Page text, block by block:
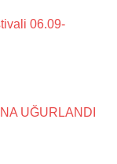
06.09-
UĞURLANDI